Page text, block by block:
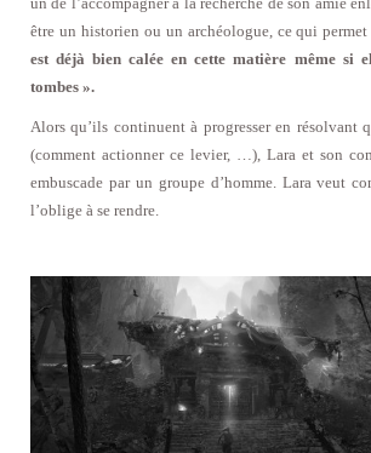
être un historien ou un archéologue, ce qui
est déjà bien calée en cette matière même si
tombes ».
Alors qu’ils continuent à progresser en résolvant
(comment actionner ce levier, …), Lara et son
embuscade par un groupe d’homme. Lara veut
l’oblige à se rendre.